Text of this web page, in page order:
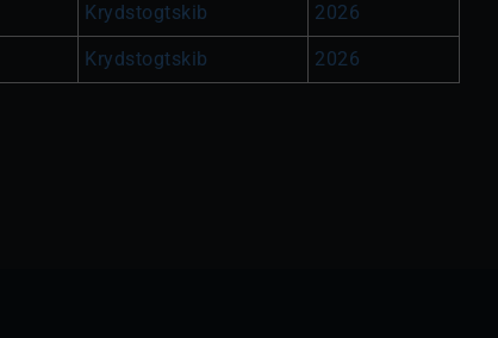
Krydstogtskib 2026
Krydstogtskib 2026